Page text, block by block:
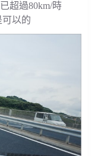
超過80km/時
可以的